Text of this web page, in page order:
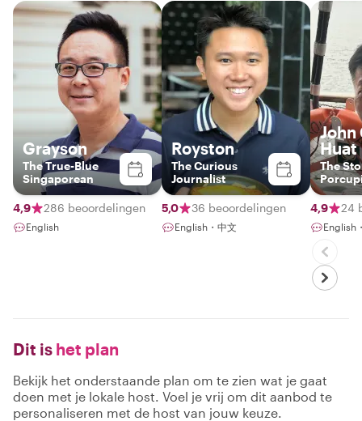
Grayson
The True-Blue
Singaporean
4,9 286 beoordelingen
English
Royston
The Curious
Journalist
5,0 36 beoordelingen
English・中文
John
Huat
The
4,9 24
English
Dit is het plan
Bekijk het onderstaande plan om te zien wat je gaat
doen met je lokale host. Voel je vrij om dit aanbod te
personaliseren met de host van jouw keuze.